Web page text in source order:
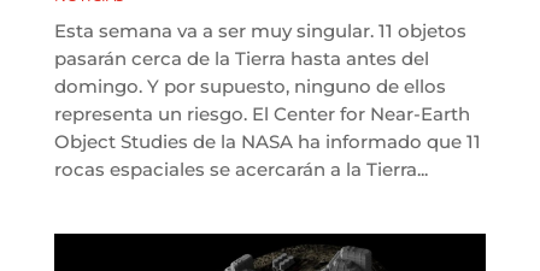
Esta semana va a ser muy singular. 11 objetos
pasarán cerca de la Tierra hasta antes del
domingo. Y por supuesto, ninguno de ellos
representa un riesgo. El Center for Near-Earth
Object Studies de la NASA ha informado que 11
rocas espaciales se acercarán a la Tierra...